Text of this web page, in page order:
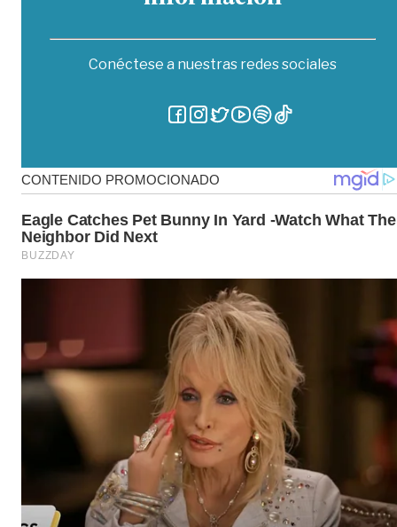
Conéctese a nuestras redes sociales